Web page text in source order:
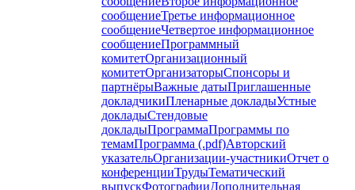
сообщениеТретье информационное
сообщениеЧетвертое информационное
сообщениеПрограммный
комитетОрганизационный
комитетОрганизаторыСпонсоры и
партнёрыВажные датыПриглашенные
докладчикиПленарные докладыУстные
докладыСтендовые
докладыПрограммаПрограммы по
темамПрограмма (.pdf)Авторский
указательОрганизации-участникиОтчет о
конференцииТрудыТематический
выпускФотографииДополнительная